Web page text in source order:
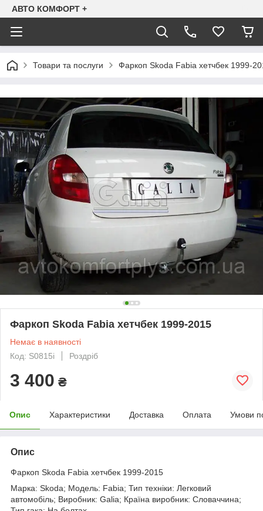
АВТО КОМФОРТ +
Товари та послуги Фаркоп Skoda Fabia хетчбек 1999-
Фаркоп Skoda Fabia хетчбек 1999-2015
Немає в наявності
Код: S0815i
Роздріб
3 400 ₴
Опис Характеристики Доставка Оплата Умови
Опис
Фаркоп Skoda Fabia хетчбек 1999-2015
Марка: Skoda; Модель: Fabia; Тип техніки: Легковий
автомобіль; Виробник: Galia; Країна виробник: Словаччина;